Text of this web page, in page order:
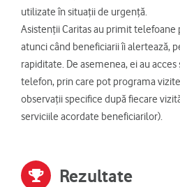
utilizate în situații de urgență.
Asistenții Caritas au primit
atunci când beneficiarii îi alertează,
rapiditate. De asemenea, ei au
telefon, prin care pot programa
observații specifice după fiecare
serviciile acordate beneficiarilor).
Rezultate